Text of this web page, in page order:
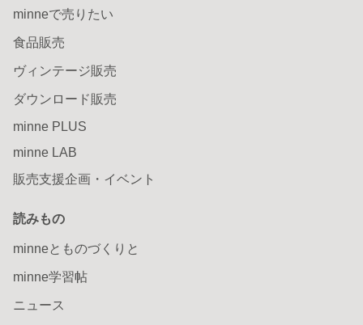
minneで売りたい
食品販売
ヴィンテージ販売
ダウンロード販売
minne PLUS
minne LAB
販売支援企画・イベント
読みもの
minneとものづくりと
minne学習帖
ニュース